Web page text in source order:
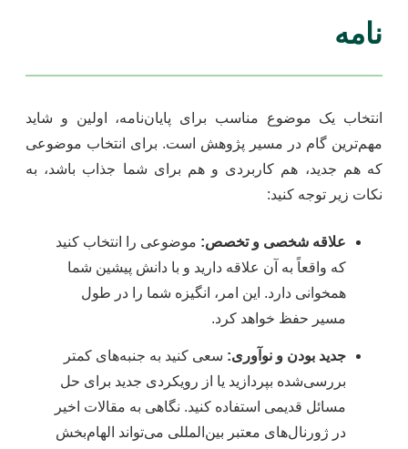
نامه
انتخاب یک موضوع مناسب برای پایان‌نامه، اولین و شاید
مهم‌ترین گام در مسیر پژوهش است. برای انتخاب موضوعی
که هم جدید، هم کاربردی و هم برای شما جذاب باشد، به
نکات زیر توجه کنید:
علاقه شخصی و تخصص: موضوعی را انتخاب کنید
که واقعاً به آن علاقه دارید و با دانش پیشین شما
همخوانی دارد. این امر، انگیزه شما را در طول
مسیر حفظ خواهد کرد.
جدید بودن و نوآوری: سعی کنید به جنبه‌های کمتر
بررسی‌شده بپردازید یا از رویکردی جدید برای حل
مسائل قدیمی استفاده کنید. نگاهی به مقالات اخیر
در ژورنال‌های معتبر بین‌المللی می‌تواند الهام‌بخش